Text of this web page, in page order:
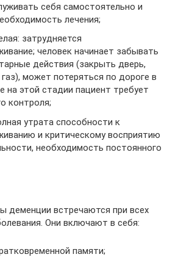
себя самостоятельно и
лечения;
затрудняется
человек начинает забывать
действия (закрыть дверь,
может потеряться по дороге в
на этой стадии пациент требует
контроля;
утрата способности к
и критическому восприятию
необходимость постоянного
деменции встречаются при всех
Они включают в себя:
памяти;